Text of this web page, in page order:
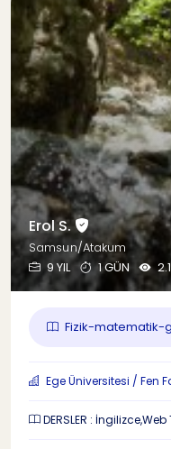
Erol S.
Samsun/Atakum
9 YIL
1 GÜN
Fizik-matematik-
Ege Üniversitesi / Fen
DERSLER :